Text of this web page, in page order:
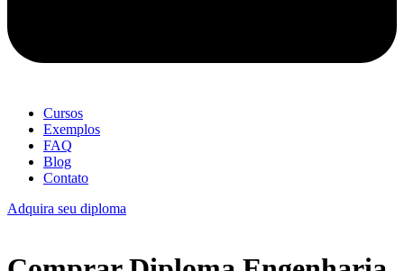
Cursos
Exemplos
FAQ
Blog
Contato
Adquira seu diploma